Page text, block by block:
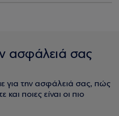
ασφάλειά σας
για την ασφάλειά σας, πώς
και ποιες είναι οι πιο